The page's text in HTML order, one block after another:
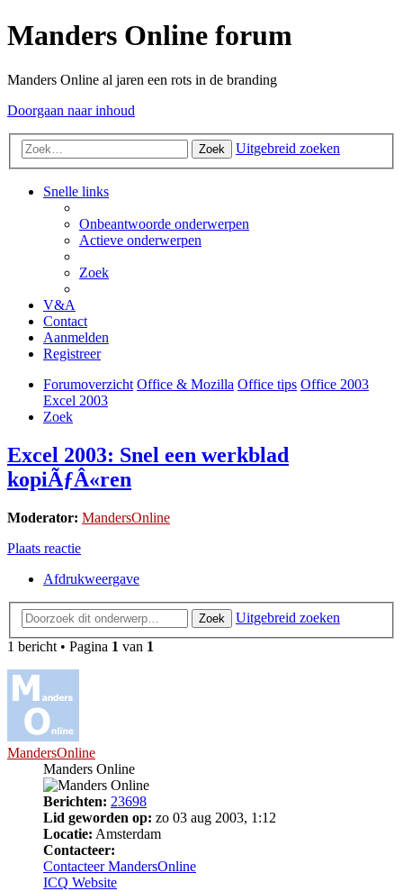
Manders Online forum
Manders Online al jaren een rots in de branding
Doorgaan naar inhoud
Zoek Uitgebreid zoeken
Snelle links
Onbeantwoorde onderwerpen
Actieve onderwerpen
Zoek
V&A
Contact
Aanmelden
Registreer
Forumoverzicht Office & Mozilla Office tips Office 2003
Excel 2003
Zoek
Excel 2003: Snel een werkblad
kopiÃƒÂ«ren
Moderator: MandersOnline
Plaats reactie
Afdrukweergave
Zoek
Uitgebreid zoeken
1 bericht • Pagina 1 van 1
MandersOnline
Manders Online
Berichten: 23698
Lid geworden op: zo 03 aug 2003, 1:12
Locatie: Amsterdam
Contacteer:
Contacteer MandersOnline
ICQ Website